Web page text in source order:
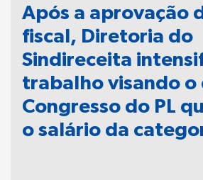
Após a aprovação
fiscal, Diretoria do
Sindireceita
trabalho visando o
Congresso do PL
o salário da